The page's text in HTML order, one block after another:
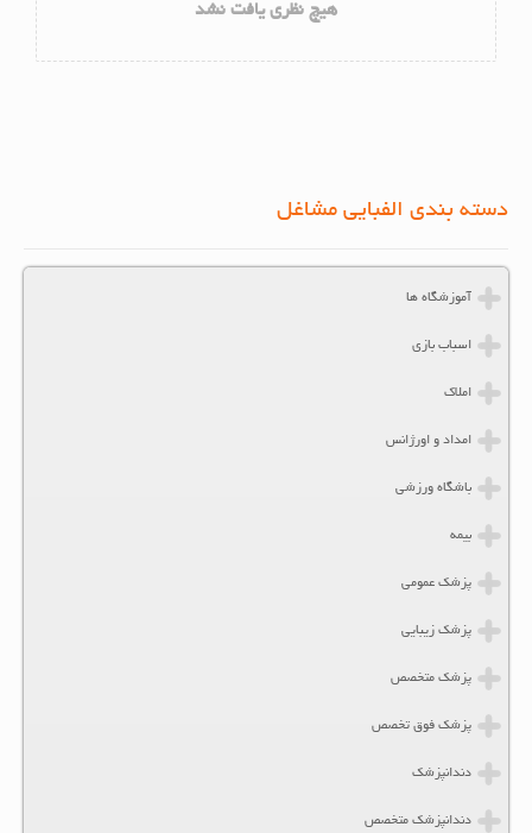
هیچ نظری یافت نشد
دسته بندی الفبایی مشاغل
آموزشگاه ها
اسباب بازی
املاک
امداد و اورژانس
باشگاه ورزشی
بیمه
پزشک عمومی
پزشک زیبایی
پزشک متخصص
پزشک فوق تخصص
دندانپزشک
دندانپزشک متخصص